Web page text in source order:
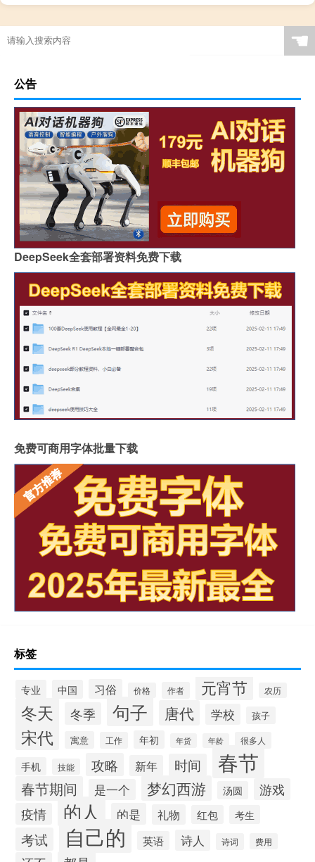
☚
公告
DeepSeek全套部署资料免费下载
免费可商用字体批量下载
标签
专业 中国 习俗 价格 作者 元宵节 农历
冬天 冬季 句子 唐代 学校 孩子
宋代 寓意 工作 年初 年货 年龄 很多人
手机 技能 攻略 新年 时间 春节
春节期间 是一个 梦幻西游 汤圆
游戏
疫情
的人 的是 礼物 红包 考生
考试 自己的 英语 诗人 诗词 费用